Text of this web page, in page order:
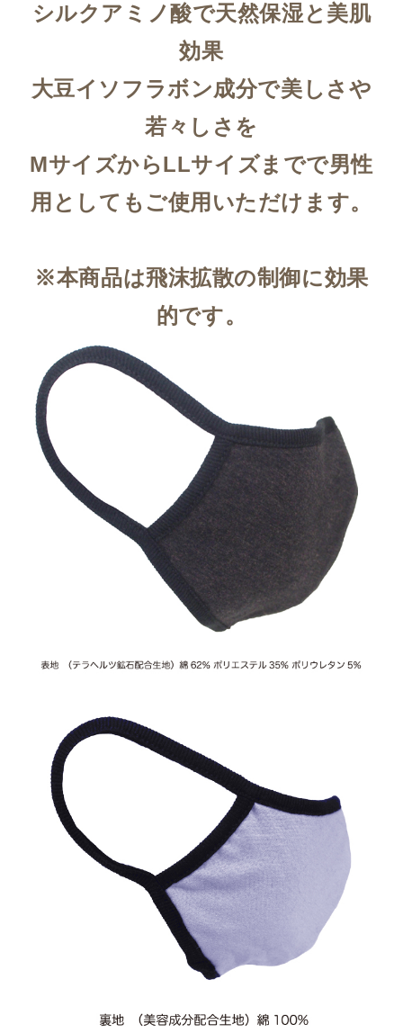
シルクアミノ酸で天然保湿と美肌
効果
大豆イソフラボン成分で美しさや
若々しさを
MサイズからLLサイズまでで男性
用としてもご使用いただけます。
※本商品は飛沫拡散の制御に効果
的です。